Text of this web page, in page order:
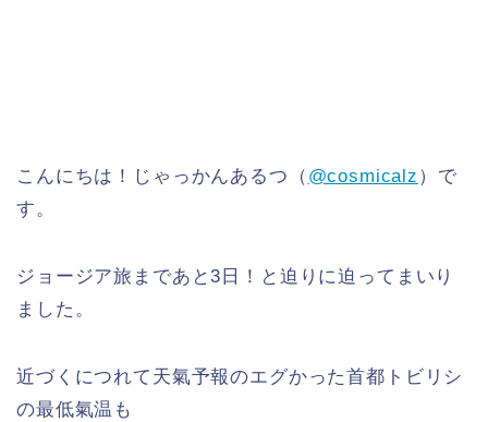
こんにちは！じゃっかんあるつ（ @cosmicalz ）で
す。
ジョージア旅まであと3日！と迫りに迫ってまいり
ました。
近づくにつれて天氣予報のエグかった首都トビリシ
の最低氣温も